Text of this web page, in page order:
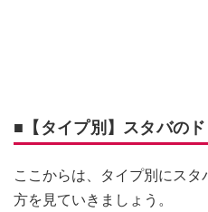
■【タイプ別】スタバの
ここからは、タイプ別にス
方を見ていきましょう。